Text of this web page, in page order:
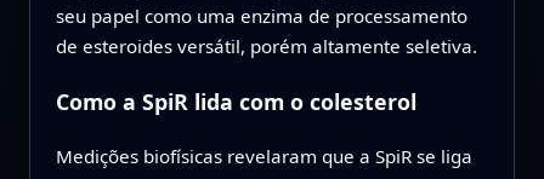
seu papel como uma enzima de processamento
de esteroides versátil, porém altamente seletiva.
Como a SpiR lida com o colesterol
Medições biofísicas revelaram que a SpiR se liga